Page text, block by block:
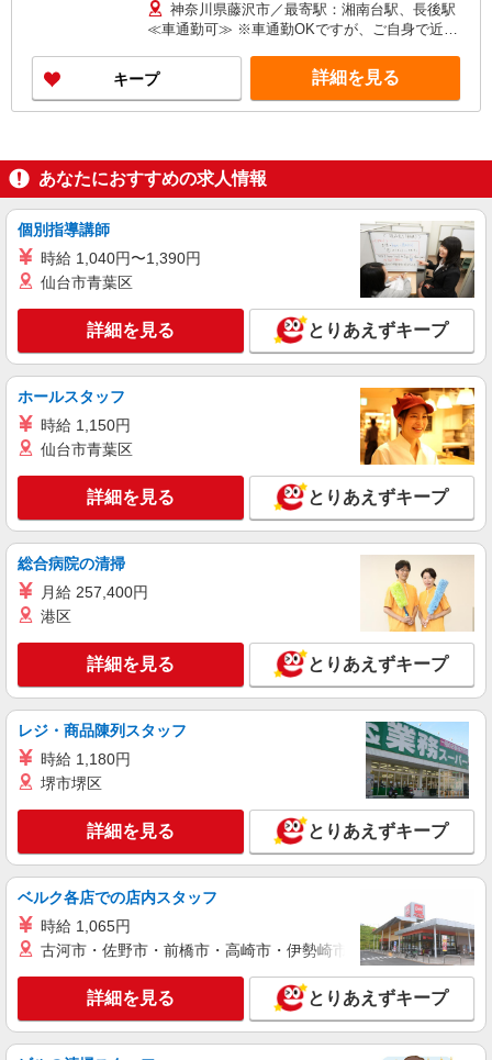
神奈川県藤沢市／最寄駅：湘南台駅、長後駅
≪車通勤可≫ ※車通勤OKですが、ご自身で近隣
キープ 詳細を見る
あなたにおすすめの求人情報
個別指導講師
時給 1,040円〜1,390円
仙台市青葉区
詳細を見る とりあえずキープ
ホールスタッフ
時給 1,150円
仙台市青葉区
詳細を見る とりあえずキープ
総合病院の清掃
月給 257,400円
港区
詳細を見る とりあえずキープ
レジ・商品陳列スタッフ
時給 1,180円
堺市堺区
詳細を見る とりあえずキープ
ベルク各店での店内スタッフ
時給 1,065円
古河市・佐野市・前橋市・高崎市・伊勢崎市・太田市・館林市
詳細を見る とりあえずキープ